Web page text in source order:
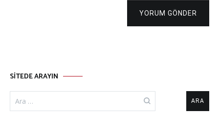
YORUM GÖNDER
SİTEDE ARAYIN